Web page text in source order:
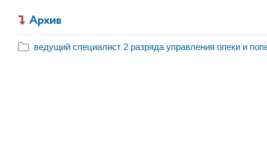
Архив
ведущий специалист 2 разряда управления опеки и